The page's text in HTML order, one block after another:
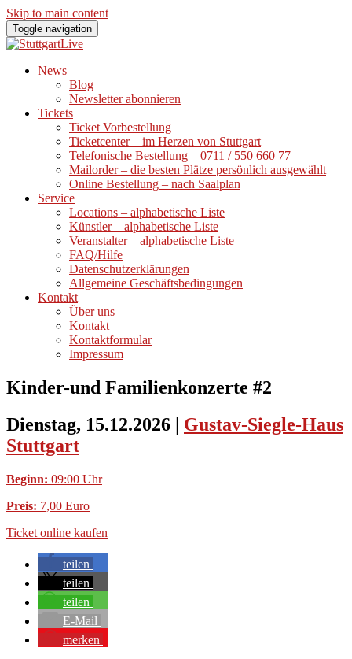
Skip to main content
Toggle navigation
News
Blog
Newsletter abonnieren
Tickets
Ticket Vorbestellung
Ticketcenter – im Herzen von Stuttgart
Telefonische Bestellung – 0711 / 550 660 77
Mailorder – die besten Plätze persönlich ausgewählt
Online Bestellung – nach Saalplan
Service
Locations – alphabetische Liste
Künstler – alphabetische Liste
Veranstalter – alphabetische Liste
FAQ/Hilfe
Datenschutzerklärungen
Allgemeine Geschäftsbedingungen
Kontakt
Über uns
Kontakt
Kontaktformular
Impressum
Kinder-und Familienkonzerte #2
Dienstag, 15.12.2026 | Gustav-Siegle-Haus
Stuttgart
Beginn: 09:00 Uhr
Preis: 7,00 Euro
Ticket online kaufen
teilen
teilen
teilen
E-Mail
merken